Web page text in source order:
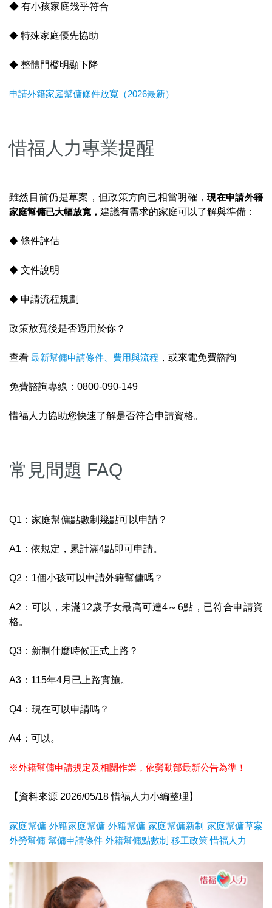
◆ 有小孩家庭幾乎符合
◆ 特殊家庭優先協助
◆ 整體門檻明顯下降
申請外籍家庭幫傭條件放寬（2026最新）
惜福人力專業提醒
雖然目前仍是草案，但政策方向已相當明確，現在申請外籍
家庭幫傭已大幅放寬， 建議有需求的家庭可以了解與準備：
◆ 條件評估
◆ 文件說明
◆ 申請流程規劃
政策放寬後是否適用於你？
查看 最新幫傭申請條件、費用與流程 ，或來電免費諮詢
免費諮詢專線：0800-090-149
惜福人力協助您快速了解是否符合申請資格。
常見問題 FAQ
Q1：家庭幫傭點數制幾點可以申請？
A1：依規定，累計滿4點即可申請。
Q2：1個小孩可以申請外籍幫傭嗎？
A2：可以，未滿12歲子女最高可達4～6點，已符合申請資
格。
Q3：新制什麼時候正式上路？
A3：115年4月已上路實施。
Q4：現在可以申請嗎？
A4：可以。
※外籍幫傭申請規定及相關作業，依勞動部最新公告為準！
【資料來源 2026/05/18 惜福人力小編整理】
家庭幫傭 外籍家庭幫傭 外籍幫傭 家庭幫傭新制 家庭幫傭草案
外勞幫傭 幫傭申請條件 外籍幫傭點數制 移工政策 惜福人力